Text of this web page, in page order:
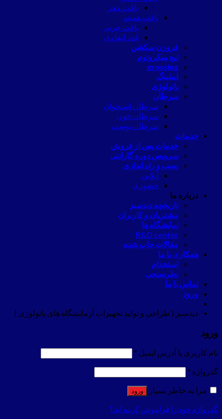
بافت مغز
بافت همبند
بافت چربی
غدد لنفاوی
فروزن سکشن
تیغ میکروتوم
grossing
لیبلینگ
پاتولوژی
سرطان
سرطان استخوان
سرطان خون
سرطان پوست
خدمات
خدمات پس از فروش
سرویس دوره گارانتی
نصب و راه اندازی
آنلاین
حضوری
درباره ما
تاریخچه دیدسبز
مشتریان و کاربران
نمایشگاه ها
R&D center
مقالات چاپ شده
همکاری با ما
استخدام
نظرسنجی
تماس با ما
ورود
دیدسبز ( طراحی و تولید تجهیزات آزمایشگاه های پاتولوژی )
ورود
نام کاربری یا آدرس ایمیل *
گذرواژه *
مرا به خاطر بسپار
ورود
گذرواژه خود را فراموش کرده اید؟